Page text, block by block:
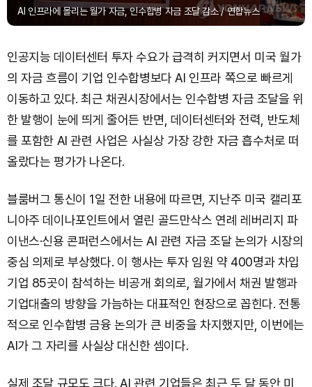
AI 인프라에 몰리는 월가 자금, 인수합병 자금 조달 감소 / 연합뉴스
인공지능 데이터센터 투자 수요가 급격히 커지면서 미국 월가
의 자금 흐름이 기업 인수합병보다 AI 인프라 쪽으로 빠르게
이동하고 있다. 최근 채권시장에서는 인수합병 자금 조달을 위
한 발행이 눈에 띄게 줄어든 반면, 데이터센터와 전력, 반도체
를 포함한 AI 관련 사업은 사실상 가장 강한 자금 흡수처로 떠
올랐다는 평가가 나온다.
블룸버그 통신이 1일 전한 내용에 따르면, 지난주 미국 캘리포
니아주 데이나포인트에서 열린 골드만삭스 연례 레버리지 파
이낸스·신용 콘퍼런스에서는 AI 관련 자금 조달 논의가 시장의
중심 의제로 부상했다. 이 행사는 투자 임원 약 400명과 차입
기업 85곳이 참석하는 비공개 회의로, 월가에서 채권 발행과
기업대출의 방향을 가늠하는 대표적인 현장으로 꼽힌다. 전통
적으로 인수합병 금융 논의가 큰 비중을 차지했지만, 이번에는
AI가 그 자리를 사실상 대신한 셈이다.
실제 조달 규모도 크다. AI 관련 기업들은 최근 두 달 동안 미